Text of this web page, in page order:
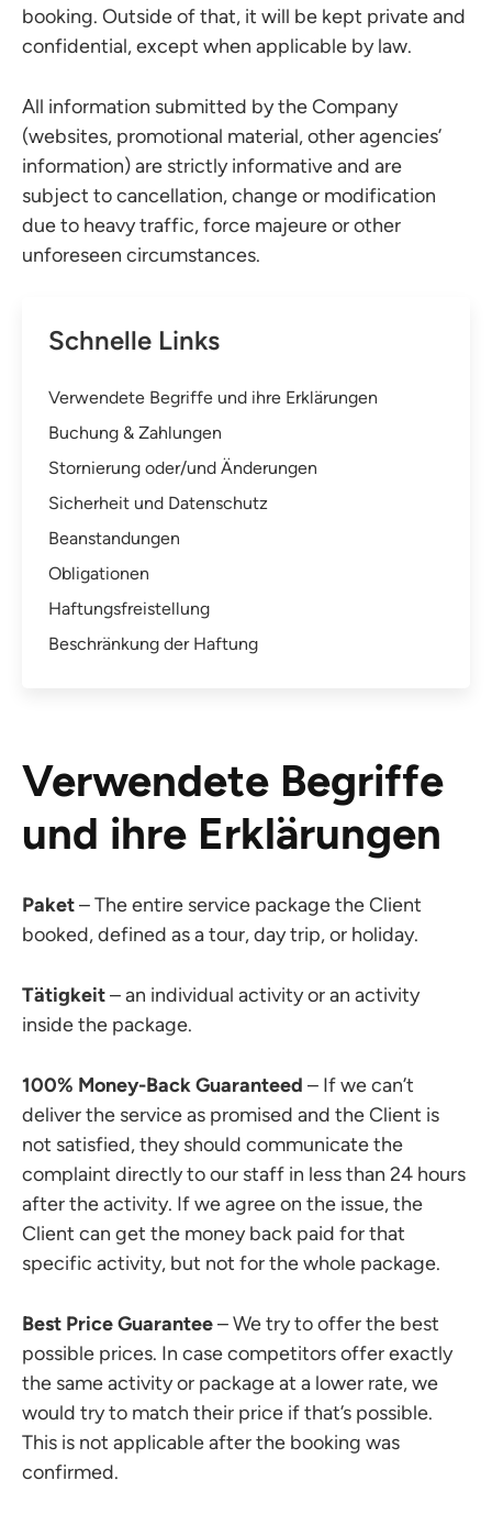
booking. Outside of that, it will be kept private and
confidential, except when applicable by law.
All information submitted by the Company
(websites, promotional material, other agencies’
information) are strictly informative and are
subject to cancellation, change or modification
due to heavy traffic, force majeure or other
unforeseen circumstances.
Schnelle Links
Verwendete Begriffe und ihre Erklärungen
Buchung & Zahlungen
Stornierung oder/und Änderungen
Sicherheit und Datenschutz
Beanstandungen
Obligationen
Haftungsfreistellung
Beschränkung der Haftung
Verwendete Begriffe
und ihre Erklärungen
Paket– The entire service package the Client
booked, defined as a tour, day trip, or holiday.
Tätigkeit– an individual activity or an activity
inside the package.
100% Money-Back Guaranteed – If we can’t
deliver the service as promised and the Client is
not satisfied, they should communicate the
complaint directly to our staff in less than 24 hours
after the activity. If we agree on the issue, the
Client can get the money back paid for that
specific activity, but not for the whole package.
Best Price Guarantee– We try to offer the best
possible prices. In case competitors offer exactly
the same activity or package at a lower rate, we
would try to match their price if that’s possible.
This is not applicable after the booking was
confirmed.